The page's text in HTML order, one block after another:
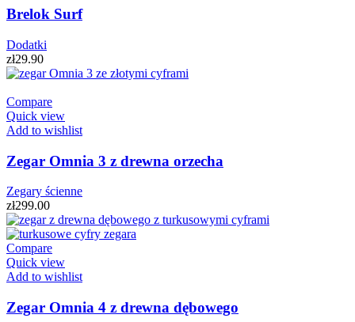
Brelok Surf
Dodatki
zł29.90
Compare
Quick view
Add to wishlist
Zegar Omnia 3 z drewna orzecha
Zegary ścienne
zł299.00
Compare
Quick view
Add to wishlist
Zegar Omnia 4 z drewna dębowego